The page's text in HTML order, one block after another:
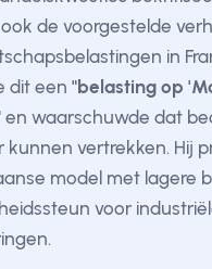
de voorgestelde
in
dit een "belasting op
en waarschuwde dat
kunnen vertrekken. Hij
model met lagere
voor